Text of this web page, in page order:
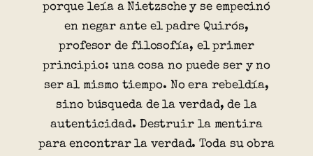
porque leía a Nietzsche y se empecinó
en negar ante el padre Quirós,
profesor de filosofía, el primer
principio: una cosa no puede ser y no
ser al mismo tiempo. No era rebeldía,
sino búsqueda de la verdad, de la
autenticidad. Destruir la mentira
para encontrar la verdad. Toda su obra